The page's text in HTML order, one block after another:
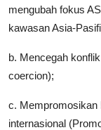
mengubah fokus
kawasan Asia-
b. Mencegah
coercion);
c. Mempromosikan
internasional